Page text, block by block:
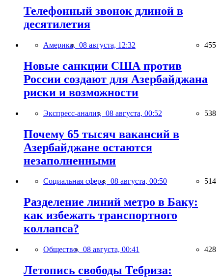
Телефонный звонок длиной в
десятилетия
Америка, 08 августа, 12:32 455
Новые санкции США против
России создают для Азербайджана
риски и возможности
Экспресс-анализ, 08 августа, 00:52 538
Почему 65 тысяч вакансий в
Азербайджане остаются
незаполненными
Социальная сфера, 08 августа, 00:50 514
Разделение линий метро в Баку:
как избежать транспортного
коллапса?
Общество, 08 августа, 00:41 428
Летопись свободы Тебриза: